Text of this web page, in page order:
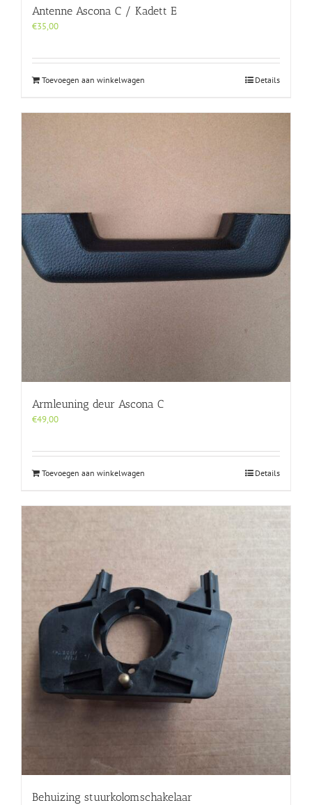
Antenne Ascona C / Kadett E
€35,00
Toevoegen aan winkelwagen Details
Armleuning deur Ascona C
€49,00
Toevoegen aan winkelwagen Details
Behuizing stuurkolomschakelaar